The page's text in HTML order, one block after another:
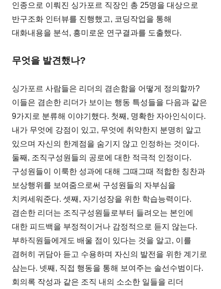
인종으로 이뤄진 싱가포르 직장인 총 25명을 대상으로
반구조화 인터뷰를 진행했고, 코딩작업을 통해
대화내용을 분석, 흥미로운 연구결과를 도출했다.
무엇을 발견했나?
싱가포르 사람들은 리더의 겸손함을 어떻게 정의할까?
이들은 겸손한 리더가 보이는 행동 특성들을 다음과 같은
9가지로 분류해 이야기했다. 첫째, 명확한 자아인식이다.
내가 무엇에 강점이 있고, 무엇에 취약한지 분명히 알고
있으며 자신의 한계점을 숨기지 않고 인정하는 것이다.
둘째, 조직구성원들의 공로에 대한 적극적 인정이다.
구성원들이 이룩한 성과에 대해 그때그때 적합한 칭찬과
보상행위를 보여줌으로써 구성원들의 자부심을
치켜세워준다. 셋째, 자기성장을 위한 학습능력이다.
겸손한 리더는 조직구성원들로부터 들려오는 본인에
대한 피드백을 부정적이거나 감정적으로 듣지 않는다.
부하직원들에게도 배울 점이 있다는 것을 알고, 이를
겸허히 귀담아 듣고 수용하며 자신의 발전을 위한 계기로
삼는다. 넷째, 직접 행동을 통해 보여주는 솔선수범이다.
회의록 작성과 같은 조직 내의 소소한 일들을 리더